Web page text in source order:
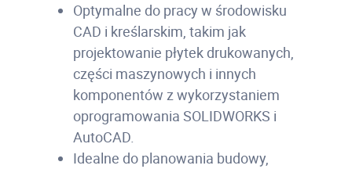
Optymalne do pracy w środowisku
CAD i kreślarskim, takim jak
projektowanie płytek drukowanych,
części maszynowych i innych
komponentów z wykorzystaniem
oprogramowania SOLIDWORKS i
AutoCAD.
Idealne do planowania budowy,